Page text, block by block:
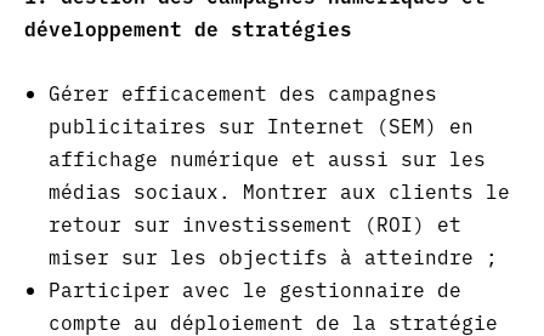
développement de stratégies
Gérer efficacement des campagnes
publicitaires sur Internet (SEM) en
affichage numérique et aussi sur les
médias sociaux. Montrer aux clients le
retour sur investissement (ROI) et
miser sur les objectifs à atteindre ;
Participer avec le gestionnaire de
compte au déploiement de la stratégie